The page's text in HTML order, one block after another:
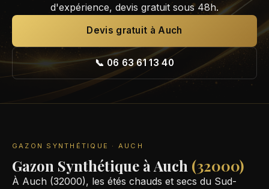
d'expérience, devis gratuit sous 48h.
Devis gratuit à Auch
📞 06 63 61 13 40
GAZON SYNTHÉTIQUE · AUCH
Gazon Synthétique à Auch (32000)
À Auch (32000), les étés chauds et secs du Sud-